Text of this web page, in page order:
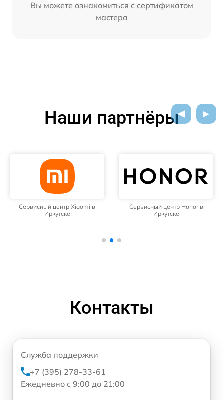
Вы можете ознакомиться с сертификатом
мастера
Наши партнёры
Сервисный центр Xiaomi в
Иркутске
Сервисный центр Honor в
Иркутске
Контакты
Служба поддержки
+7 (395) 278-33-61
Ежедневно с 9:00 до 21:00